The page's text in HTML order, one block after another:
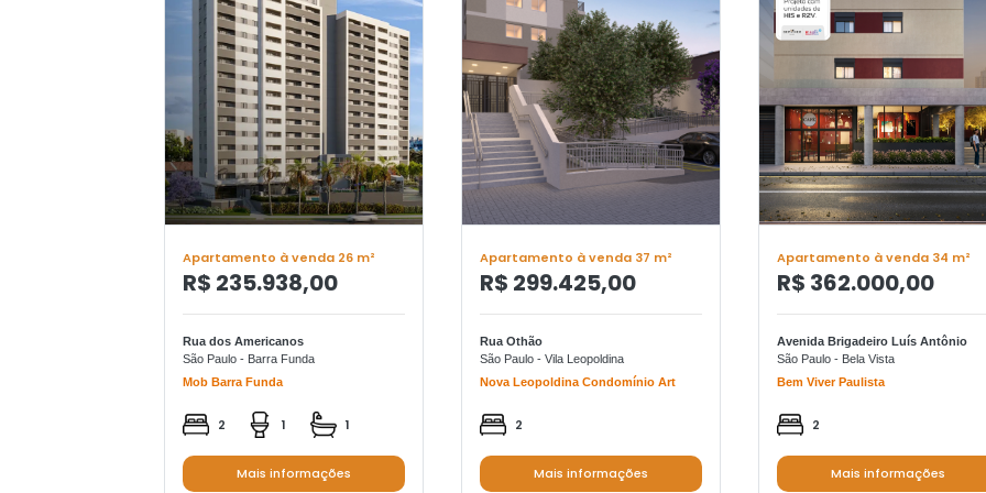
Apartamento à venda 26 m²
R$ 235.938,00
Rua dos Americanos
São Paulo - Barra Funda
Mob Barra Funda
2 1 1
Mais informações
Apartamento à venda 37 m²
R$ 299.425,00
Rua Othão
São Paulo - Vila Leopoldina
Nova Leopoldina Condomínio Art
2
Mais informações
Apartamento à venda 34 m²
R$ 362.000,00
Avenida Brigadeiro Luís Antônio
São Paulo - Bela Vista
Bem Viver Paulista
2
Mais informações